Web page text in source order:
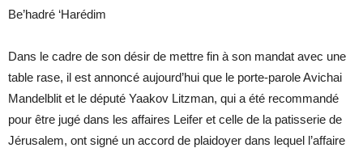
Be’hadré ‘Harédim
Dans le cadre de son désir de mettre fin à son mandat avec une
table rase, il est annoncé aujourd’hui que le porte-parole Avichai
Mandelblit et le député Yaakov Litzman, qui a été recommandé
pour être jugé dans les affaires Leifer et celle de la patisserie de
Jérusalem, ont signé un accord de plaidoyer dans lequel l’affaire